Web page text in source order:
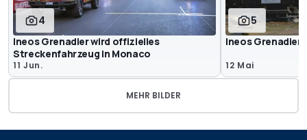
4
Ineos Grenadier wird offizielles
Streckenfahrzeug in Monaco
11 Jun.
5
Ineos Grenadier
12 Mai
MEHR BILDER